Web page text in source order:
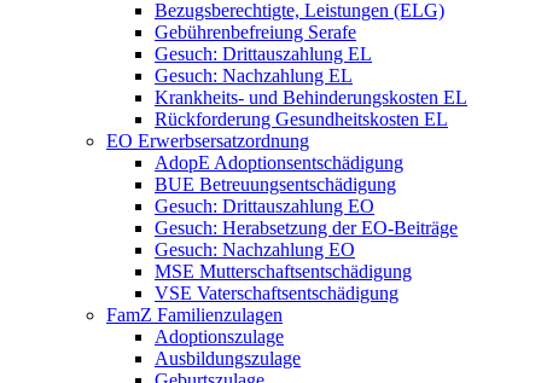
Bezugsberechtigte, Leistungen (ELG)
Gebührenbefreiung Serafe
Gesuch: Drittauszahlung EL
Gesuch: Nachzahlung EL
Krankheits- und Behinderungskosten EL
Rückforderung Gesundheitskosten EL
EO Erwerbsersatzordnung
AdopE Adoptionsentschädigung
BUE Betreuungsentschädigung
Gesuch: Drittauszahlung EO
Gesuch: Herabsetzung der EO-Beiträge
Gesuch: Nachzahlung EO
MSE Mutterschaftsentschädigung
VSE Vaterschaftsentschädigung
FamZ Familienzulagen
Adoptionszulage
Ausbildungszulage